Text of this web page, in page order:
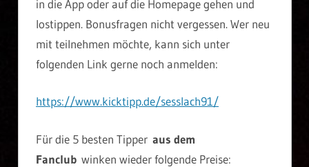
in die App oder auf die Homepage gehen und
lostippen. Bonusfragen nicht vergessen. Wer neu
mit teilnehmen möchte, kann sich unter
folgenden Link gerne noch anmelden:
https://www.kicktipp.de/sesslach91/
Für die 5 besten Tipper aus dem
Fanclub winken wieder folgende Preise: